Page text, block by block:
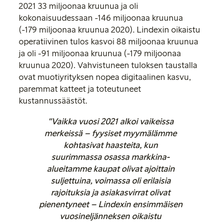
2021 33 miljoonaa kruunua ja oli
kokonaisuudessaan -146 miljoonaa kruunua
(-179 miljoonaa kruunua 2020). Lindexin oikaistu
operatiivinen tulos kasvoi 88 miljoonaa kruunua
ja oli -91 miljoonaa kruunua (-179 miljoonaa
kruunua 2020). Vahvistuneen tuloksen taustalla
ovat muotiyrityksen nopea digitaalinen kasvu,
paremmat katteet ja toteutuneet
kustannussäästöt.
"Vaikka vuosi 2021 alkoi vaikeissa
merkeissä – fyysiset myymälämme
kohtasivat haasteita, kun
suurimmassa osassa markkina-
alueitamme kaupat olivat ajoittain
suljettuina, voimassa oli erilaisia
rajoituksia ja asiakasvirrat olivat
pienentyneet – Lindexin ensimmäisen
vuosineljänneksen oikaistu